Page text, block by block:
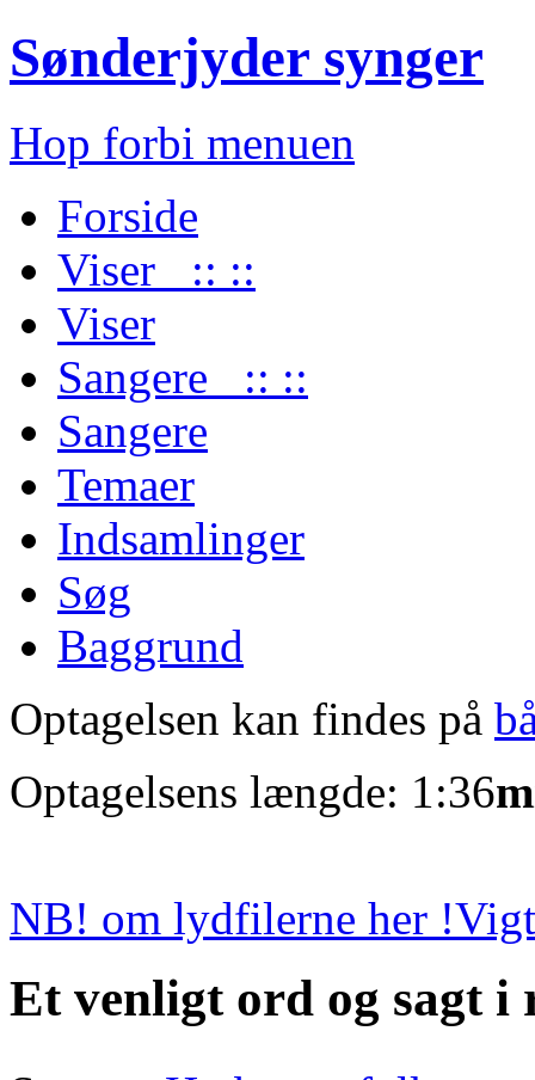
Sønderjyder synger
Hop forbi menuen
Forside
Viser :: ::
Viser
Sangere :: ::
Sangere
Temaer
Indsamlinger
Søg
Baggrund
Optagelsen kan findes på
Optagelsens længde: 1:36
NB! om lydfilerne her !
Et venligt ord og sagt i